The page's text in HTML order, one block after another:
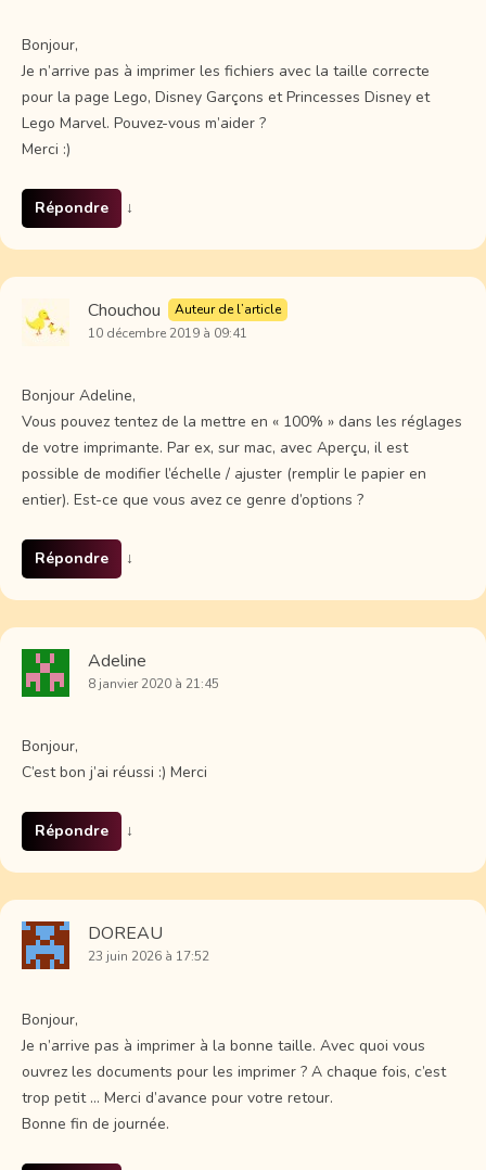
Bonjour,
Je n’arrive pas à imprimer les fichiers avec la taille correcte
pour la page Lego, Disney Garçons et Princesses Disney et
Lego Marvel. Pouvez-vous m’aider ?
Merci :)
Répondre ↓
Chouchou
Auteur de l’article
10 décembre 2019 à 09:41
Bonjour Adeline,
Vous pouvez tentez de la mettre en « 100% » dans les réglages
de votre imprimante. Par ex, sur mac, avec Aperçu, il est
possible de modifier l’échelle / ajuster (remplir le papier en
entier). Est-ce que vous avez ce genre d’options ?
Répondre ↓
Adeline
8 janvier 2020 à 21:45
Bonjour,
C’est bon j’ai réussi :) Merci
Répondre ↓
DOREAU
23 juin 2026 à 17:52
Bonjour,
Je n’arrive pas à imprimer à la bonne taille. Avec quoi vous
ouvrez les documents pour les imprimer ? A chaque fois, c’est
trop petit … Merci d’avance pour votre retour.
Bonne fin de journée.